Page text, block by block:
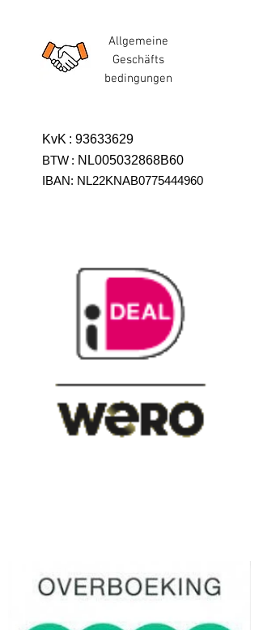
Allgemeine
Geschäfts
bedingungen
KvK : 93633629
BTW : NL005032868B60
IBAN: NL22KNAB0775444960